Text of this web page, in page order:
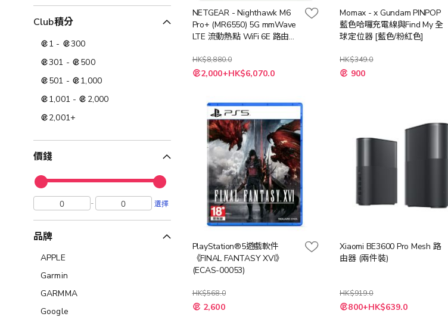
NETGEAR - Nighthawk M6
Pro+ (MR6550) 5G mmWave
LTE 流動熱點 WiFi 6E 路由器
HK$8,880.0
特
殊 2,000+HK$6,070.0
Momax - x Gundam PINPOP
藍色哈囉充電線與Find My 全
球定位器 [藍色/粉紅色]
HK$349.0
900
PlayStation®5遊戲軟件
《FINAL FANTASY XVI》
(ECAS-00053)
HK$568.0
特
殊 2,600
Xiaomi BE3600 Pro Mesh 路
由器 (兩件裝)
HK$919.0
特
殊 800+HK$639.0
Club積分
1 -
300
301 -
500
501 -
1,000
1,001 -
2,000
2,001+
價錢
- 選擇
品牌
APPLE
Garmin
GARMMA
Google